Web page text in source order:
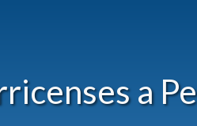
a